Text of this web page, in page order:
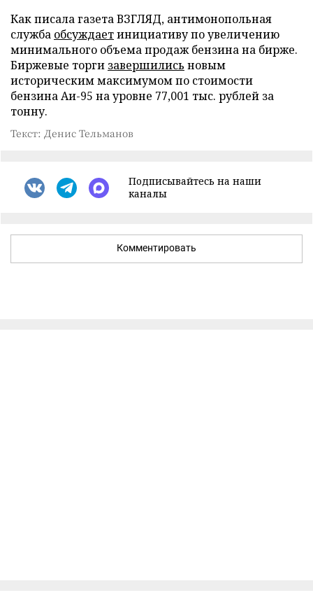
Как писала газета ВЗГЛЯД, антимонопольная
служба обсуждаетинициативу по увеличению
минимального объема продаж бензина на бирже.
Биржевые торги завершились новым
историческим максимумом по стоимости
бензина Аи-95 на уровне 77,001 тыс. рублей за
тонну.
Текст: Денис Тельманов
Подписывайтесь на наши
каналы
Комментировать